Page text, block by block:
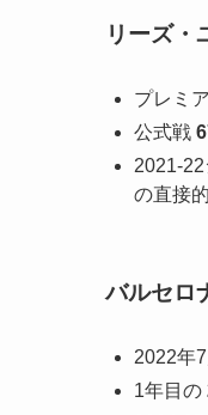
リーズ・
プレミ
公式戦
2021-
の直接
バルセロ
2022年
1年目の